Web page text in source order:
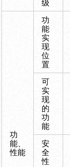
级
功
能、
性能
功
能
实
现
位
置
可
实
现
的
功
能
安
全
性